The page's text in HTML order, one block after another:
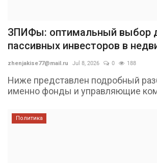
ЗПИФы: оптимальный выбор
пассивных инвесторов в
zhenjakise77@mail.ru Jul 8, 2026 0 188
Ниже представлен подробный
именно фонды и управляющие
Политика